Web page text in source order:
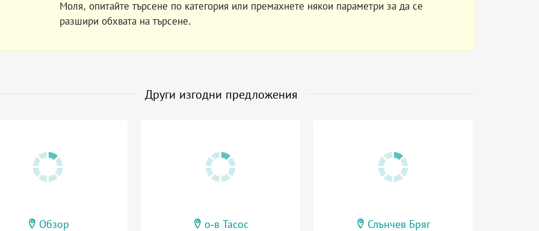
Моля, опитайте търсене по категория или премахнете някои параметри за да се
разшири обхвата на търсене.
Други изгодни предложения
Обзор о-в Тасос Слънчев Бряг